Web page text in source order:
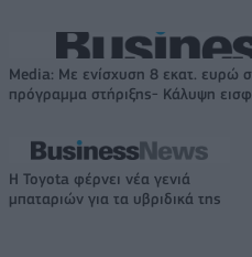
Media: Με ενίσχυση 8 εκατ. ευρώ
πρόγραμμα στήριξης- Κάλυψη
Η Toyota φέρνει νέα γενιά
μπαταριών για τα υβριδικά της